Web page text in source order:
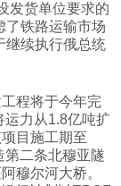
发货单位要求的
了铁路运输市场
继续执行俄总统
程将于今年完
运力从1.8亿吨扩
目施工期至
第二条北穆亚隧
穆尔河大桥。